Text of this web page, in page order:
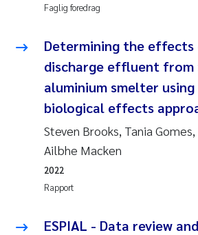
Faglig foredrag
Determining the
discharge effluent from
aluminium smelter
biological effects
Steven Brooks, Tania
Ailbhe Macken
Rapport
2022
ESPIAL - Data review